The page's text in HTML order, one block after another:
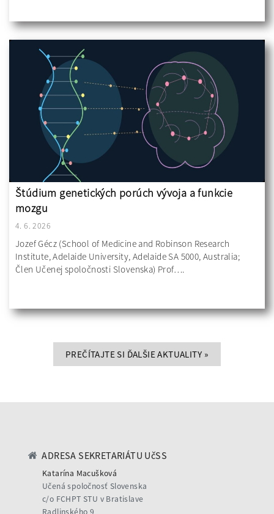
Štúdium genetických porúch vývoja a funkcie
mozgu
4. 6. 2026
Jozef Gécz (School of Medicine and Robinson Research
Institute, Adelaide University, Adelaide SA 5000, Australia;
Člen Učenej spoločnosti Slovenska) Prof….
PREČÍTAJTE SI ĎALŠIE AKTUALITY »
ADRESA SEKRETARIÁTU UčSS
Katarína Macušková
Učená spoločnosť Slovenska
c/o FCHPT STU v Bratislave
Radlinského 9